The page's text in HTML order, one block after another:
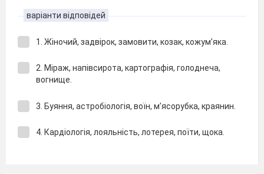
варіанти відповідей
1. Жіночий, задвірок, замовити, козак, кожум’яка.
2. Міраж, напівсирота, картографія, голоднеча,
вогнище.
3. Буяння, астробіологія, воїн, м’ясорубка, краянин.
4. Кардіологія, лояльність, лотерея, поїти, щока.